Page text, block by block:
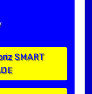
SMART